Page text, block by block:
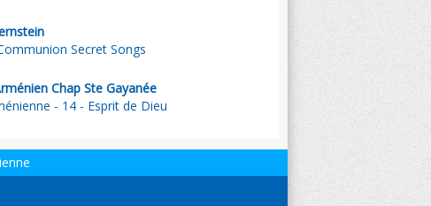
Secret Songs
Chap Ste Gayanée
- 14 - Esprit de Dieu